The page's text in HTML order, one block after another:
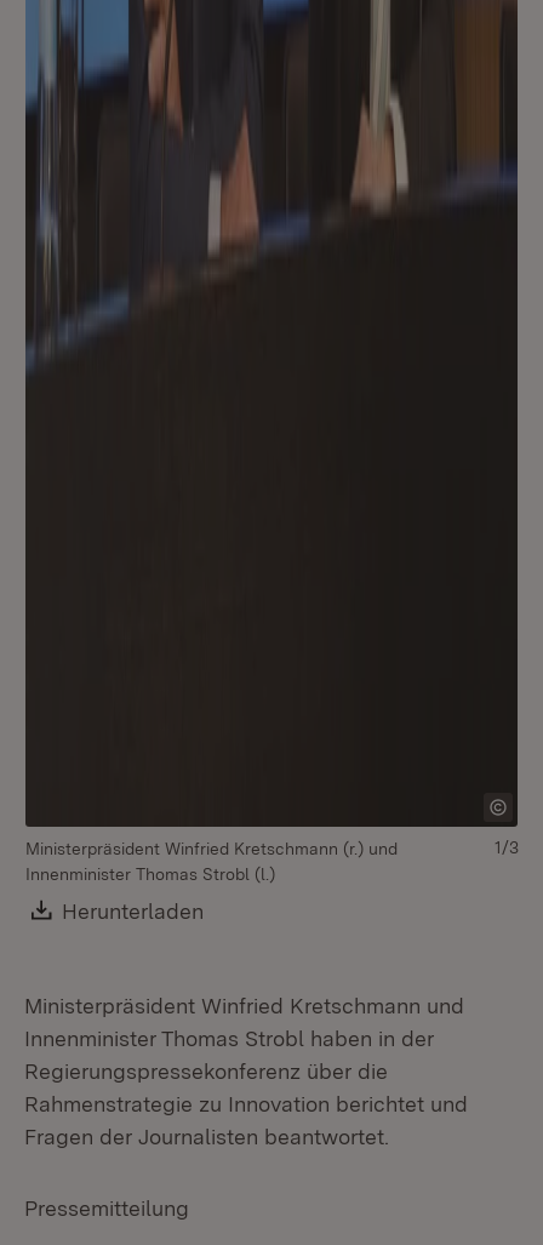
Ministerpräsident Winfried Kretschmann (r.) und
Innenminister Thomas Strobl (l.)
Download:
Herunterladen
1/3
Ministerpräsident Winfried Kretschmann und
Innenminister Thomas Strobl haben in der
Regierungspressekonferenz über die
Rahmenstrategie zu Innovation berichtet und
Fragen der Journalisten beantwortet.
Pressemitteilung